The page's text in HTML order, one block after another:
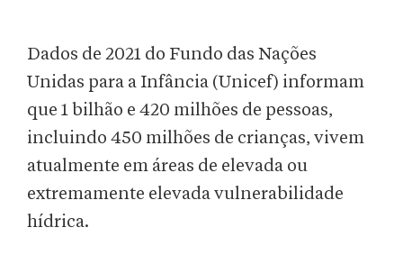
Dados de 2021 do Fundo das Nações
Unidas para a Infância (Unicef) informam
que 1 bilhão e 420 milhões de pessoas,
incluindo 450 milhões de crianças, vivem
atualmente em áreas de elevada ou
extremamente elevada vulnerabilidade
hídrica.